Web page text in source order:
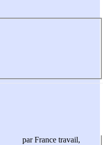
par France travail,